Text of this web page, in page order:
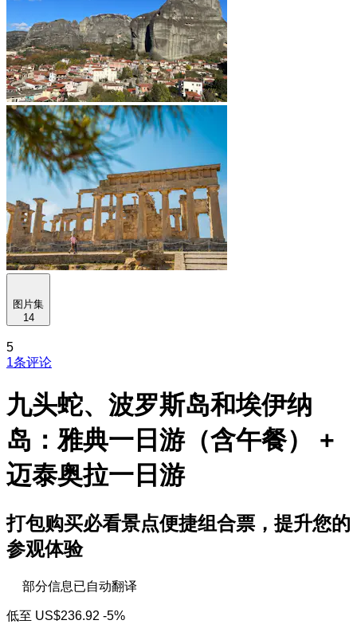
图片集
14
5
1条评论
九头蛇、波罗斯岛和埃伊纳
岛：雅典一日游（含午餐） +
迈泰奥拉一日游
打包购买必看景点便捷组合票，提升您的
参观体验
部分信息已自动翻译
低至 US$236.92 -5%